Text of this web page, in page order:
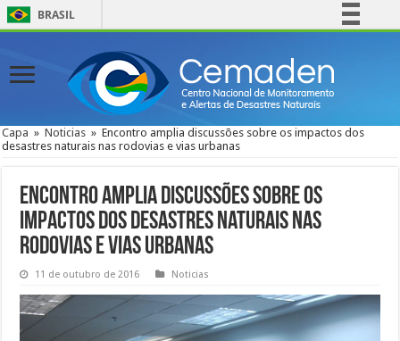
BRASIL
Comunica BR
Participe
Acesso à informação
Capa » Noticias » Encontro amplia discussões sobre os impactos dos
desastres naturais nas rodovias e vias urbanas
Encontro amplia discussões sobre os
impactos dos desastres naturais nas
rodovias e vias urbanas
11 de outubro de 2016 Noticias